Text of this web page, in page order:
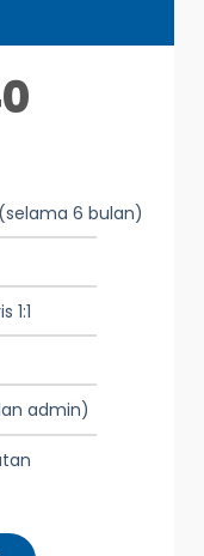
6 bulan)
1:1
admin)